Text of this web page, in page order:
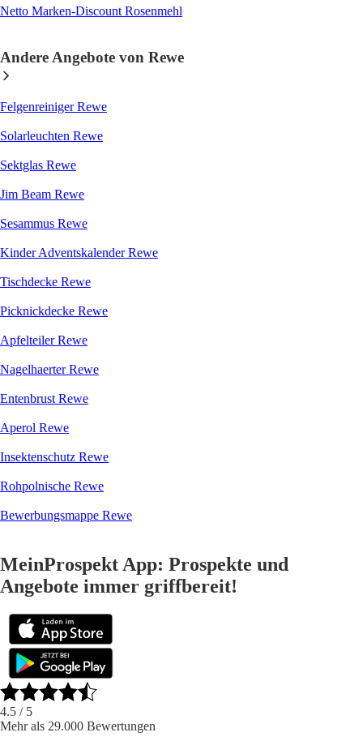
Netto Marken-Discount Rosenmehl
Andere Angebote von Rewe
Felgenreiniger Rewe
Solarleuchten Rewe
Sektglas Rewe
Jim Beam Rewe
Sesammus Rewe
Kinder Adventskalender Rewe
Tischdecke Rewe
Picknickdecke Rewe
Apfelteiler Rewe
Nagelhaerter Rewe
Entenbrust Rewe
Aperol Rewe
Insektenschutz Rewe
Rohpolnische Rewe
Bewerbungsmappe Rewe
MeinProspekt App: Prospekte und
Angebote immer griffbereit!
4.5 / 5
Mehr als 29.000 Bewertungen